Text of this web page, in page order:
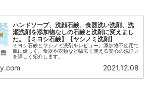
ハンドソープ、洗顔石鹸、食器洗い洗剤、洗
濯洗剤を添加物なしの石鹸と洗剤に変えまし
た。【ミヨシ石鹸】【ヤシノミ洗剤】
ミヨシ石鹸とヤシノミ洗剤をレビュー。添加物不使用で
肌に優しく、食器や衣類など幅広く使える安心の洗浄力
を詳しく紹介します。
2021.12.08